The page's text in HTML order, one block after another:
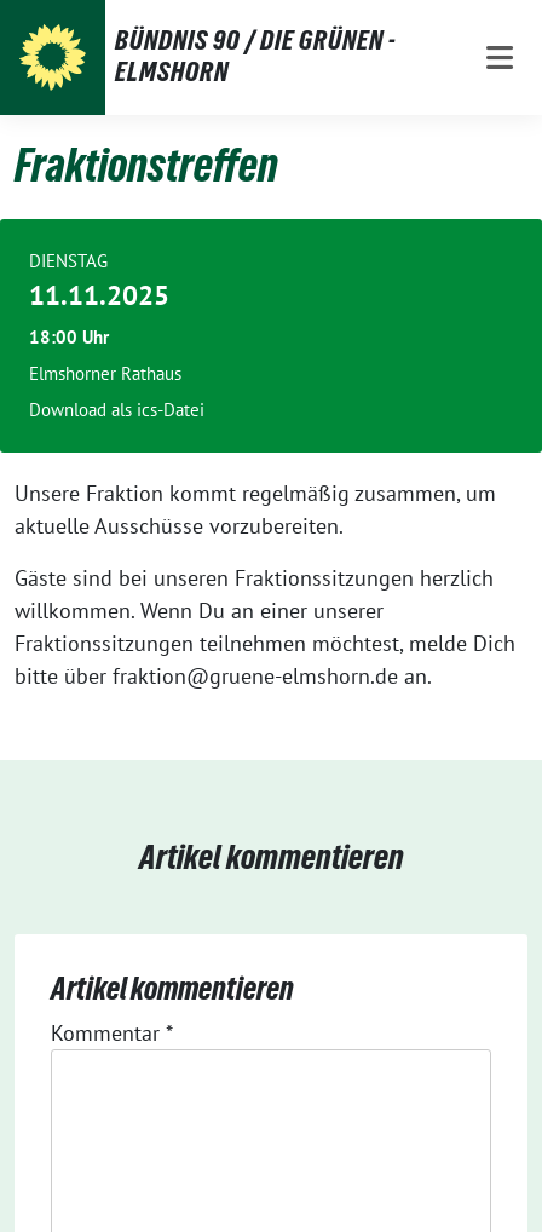
zum
Inhalt
BÜNDNIS 90 / DIE GRÜNEN -
ELMSHORN
Fraktionstreffen
Unsere Fraktion kommt regelmäßig zusammen, um
aktuelle Ausschüsse vorzubereiten.
Gäste sind bei unseren Fraktionssitzungen herzlich
willkommen. Wenn Du an einer unserer
Fraktionssitzungen teilnehmen möchtest, melde Dich
bitte über fraktion@gruene-elmshorn.de an.
DIENSTAG
11.11.2025
18:00 Uhr
Elmshorner Rathaus
Download als ics-Datei
Artikel kommentieren
Artikel kommentieren
Kommentar *